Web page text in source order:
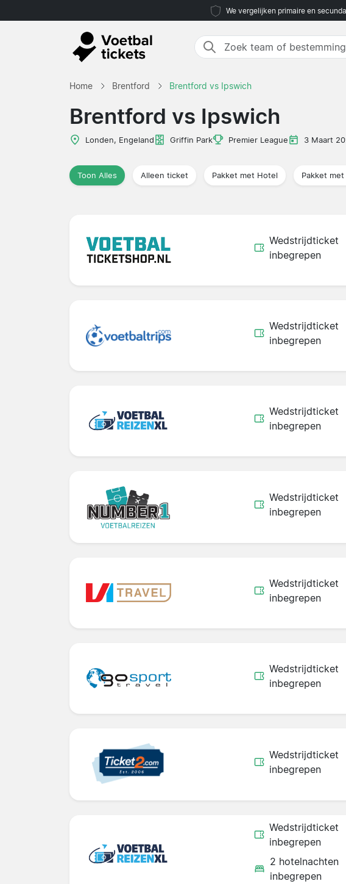
We vergelijken primaire en
Home Brentford Brentford vs Ipswich
Brentford vs Ipswich
Londen, Engeland Griffin Park Premier League 3 Maart
Toon Alles Alleen ticket Pakket met Hotel Pakket
Wedstrijdticket
inbegrepen
Wedstrijdticket
inbegrepen
Wedstrijdticket
inbegrepen
Wedstrijdticket
inbegrepen
Wedstrijdticket
inbegrepen
Wedstrijdticket
inbegrepen
Wedstrijdticket
inbegrepen
Wedstrijdticket
inbegrepen
2 hotelnachten
inbegrepen